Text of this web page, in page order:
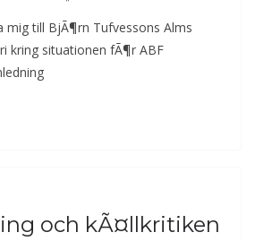
mig till BjÃ¶rn Tufvessons Alms
kring situationen fÃ¶r ABF
och kÃ¤llkritiken